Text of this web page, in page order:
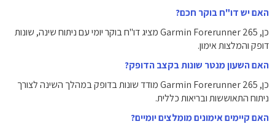
האם יש דו"ח בוקר חכם?
כן, Garmin Forerunner 265 מציג דו"ח בוקר יומי עם ניתוח שינה, שונות
דופק והמלצות אימון.
האם השעון מנטר שונות בקצב הדופק?
כן, Garmin Forerunner 265 מודד שונות בדופק במהלך השינה לצורך
ניתוח התאוששות ובריאות כללית.
האם קיימים אימונים מומלצים יומיים?